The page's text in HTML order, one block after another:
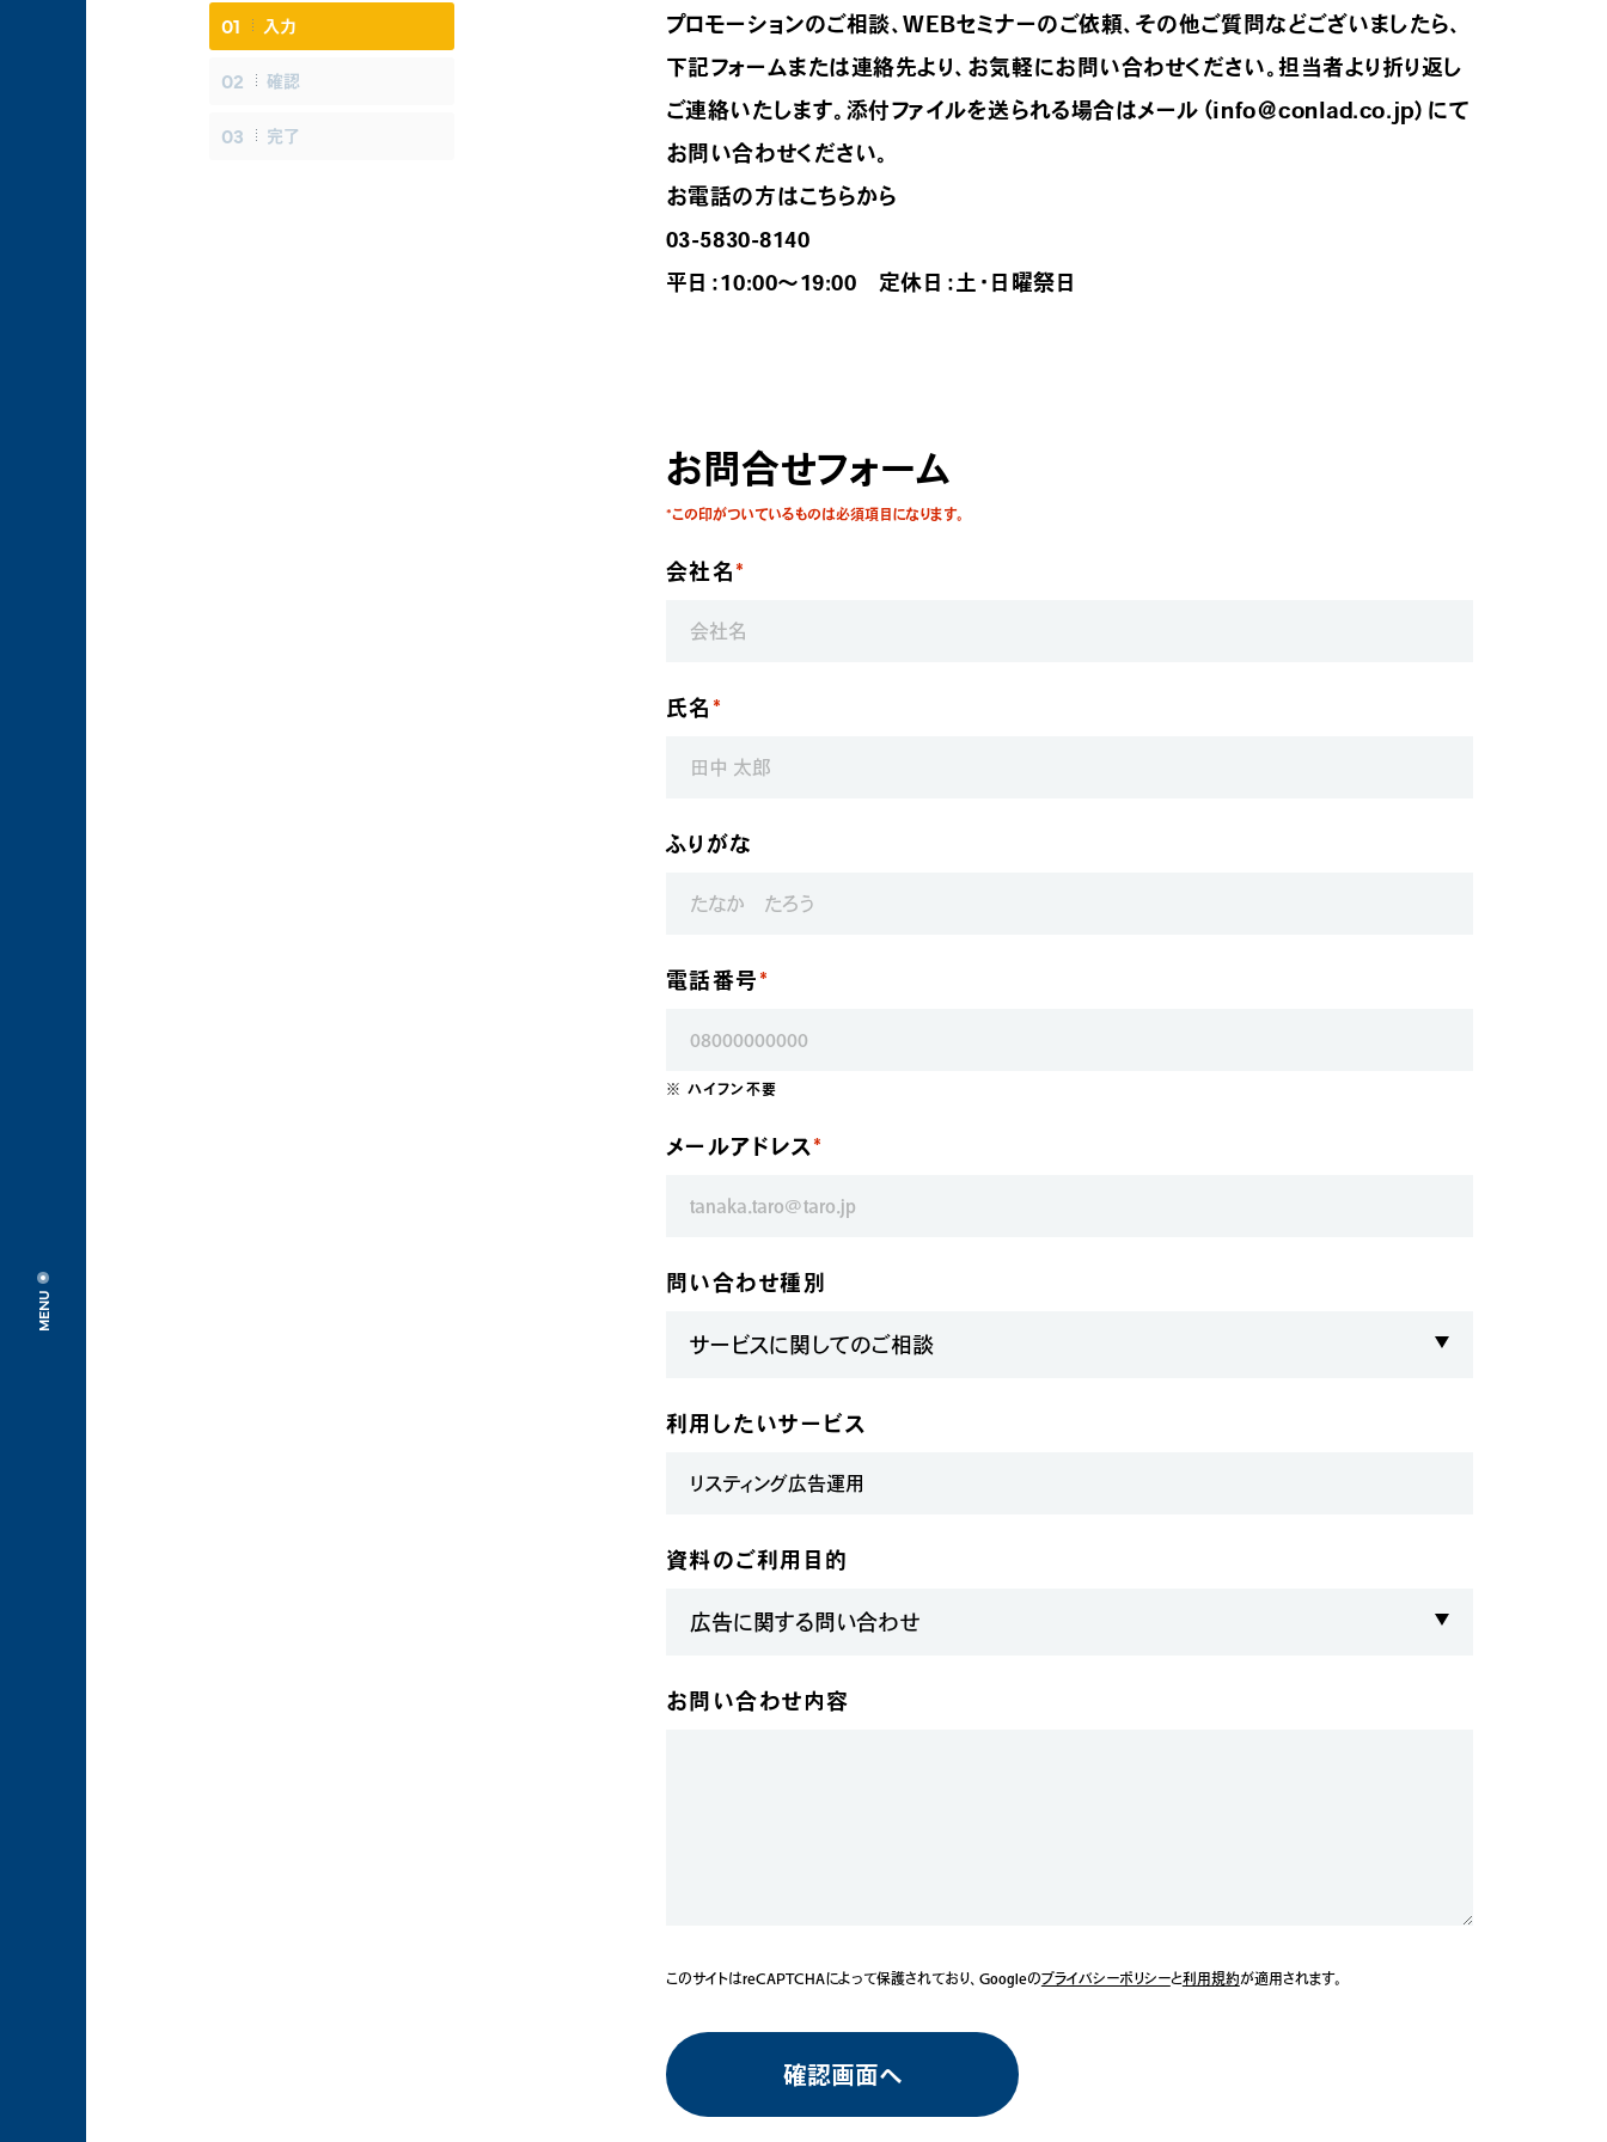
01 入力
02 確認
03 完了
プロモーションのご相談、WEBセミナーのご依頼、その他ご質問などございましたら、
下記フォームまたは連絡先より、お気軽にお問い合わせください。担当者より折り返し
ご連絡いたします。添付ファイルを送られる場合はメール（info＠conlad.co.jp）にて
お問い合わせください。
お電話の方はこちらから
03-5830-8140
平日：10:00～19:00 定休日：土・日曜祭日
お問合せフォーム
*この印がついているものは必須項目になります。
会社名
氏名
ふりがな
電話番号
※ ハイフン不要
メールアドレス
問い合わせ種別
利用したいサービス
資料のご利用目的
お問い合わせ内容
このサイトはreCAPTCHAによって保護されており、Googleのプライバシーポリシーと利用規約が適用されます。